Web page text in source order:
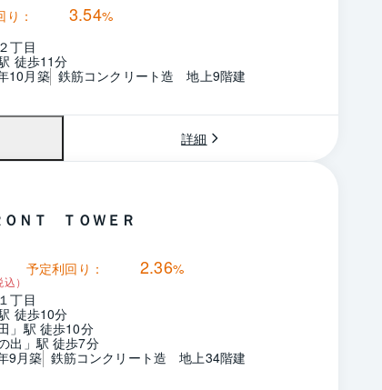
り： 3.54%
丁目
徒歩11分
10月築 鉄筋コンクリート造　地上9階建
詳細
ＮＴ ＴＯＷＥＲ
込）
予定利回り： 2.36%
丁目
徒歩10分
」駅 徒歩10分
出」駅 徒歩7分
9月築 鉄筋コンクリート造　地上34階建